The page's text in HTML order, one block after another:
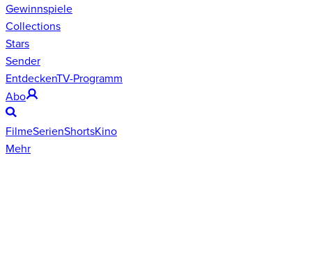
Gewinnspiele
Collections
Stars
Sender
EntdeckenTV-Programm
Abo
FilmeSerienShortsKino
Mehr